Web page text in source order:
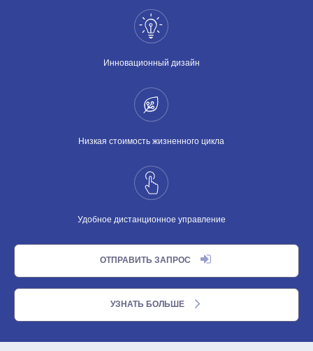
Инновационный дизайн
Низкая стоимость жизненного цикла
Удобное дистанционное управление
ОТПРАВИТЬ ЗАПРОС
УЗНАТЬ БОЛЬШЕ